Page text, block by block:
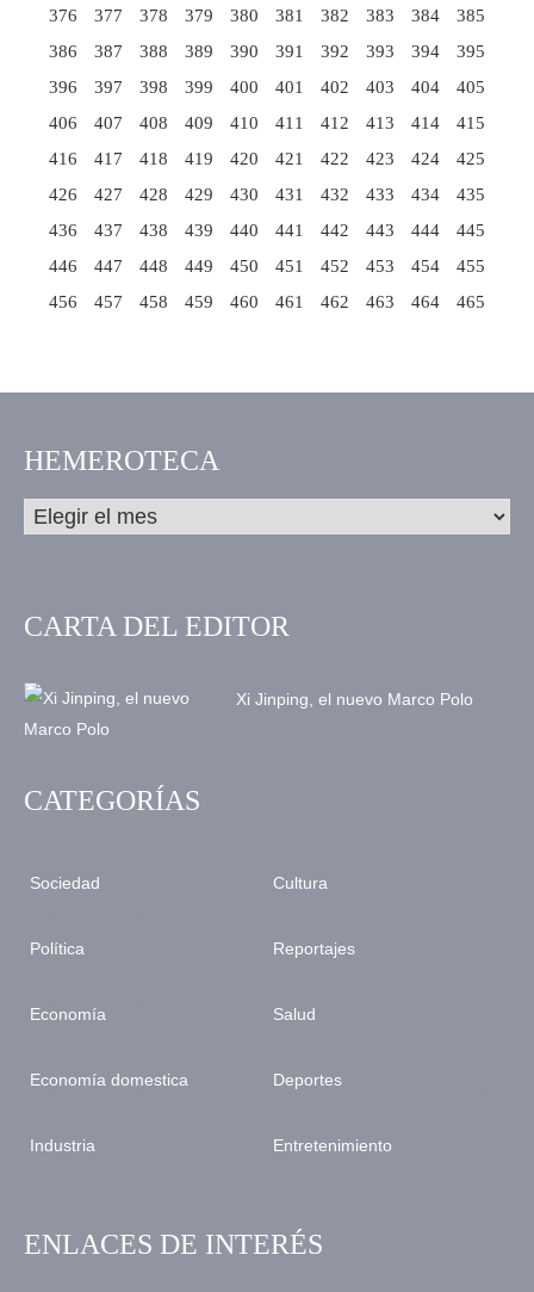
376
377 378 379 380 381 382 383 384
385
386
387 388 389 390 391 392 393 394
395
396
397 398 399 400 401 402 403 404
405
406
407 408 409 410 411 412 413 414
415
416
417 418 419 420 421 422 423 424
425
426
427 428 429 430 431 432 433 434
435
436
437 438 439 440 441 442 443 444
445
446
447 448 449 450 451 452 453 454
455
456
457 458 459 460 461 462 463 464 465
HEMEROTECA
CARTA DEL EDITOR
Xi Jinping, el nuevo Marco Polo
CATEGORÍAS
Sociedad
Política
Economía
Economía domestica
Industria
Cultura
Reportajes
Salud
Deportes
Entretenimiento
ENLACES DE INTERÉS